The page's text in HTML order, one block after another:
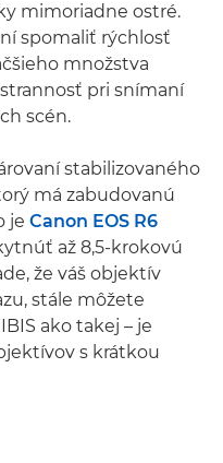
mimoriadne ostré.
spomaliť rýchlosť
množstva
pri snímaní
scén.
stabilizovaného
má zabudovanú
je Canon EOS R6
až 8,5-krokovú
že váš objektív
stále môžete
ako takej – je
s krátkou